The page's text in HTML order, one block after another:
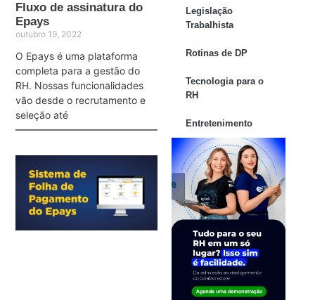
Fluxo de assinatura do
Epays
outubro 19, 2022
O Epays é uma plataforma
completa para a gestão do
RH. Nossas funcionalidades
vão desde o recrutamento e
seleção até
Legislação
Trabalhista
Rotinas de DP
Tecnologia para o
RH
Entretenimento